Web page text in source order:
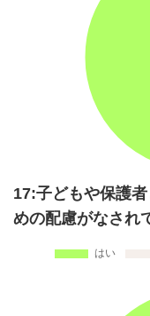
17:子どもや保護
めの配慮がなされ